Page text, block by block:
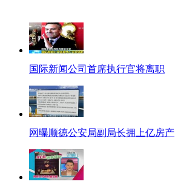
国际新闻公司首席执行官将离职
网曝顺德公安局副局长拥上亿房产